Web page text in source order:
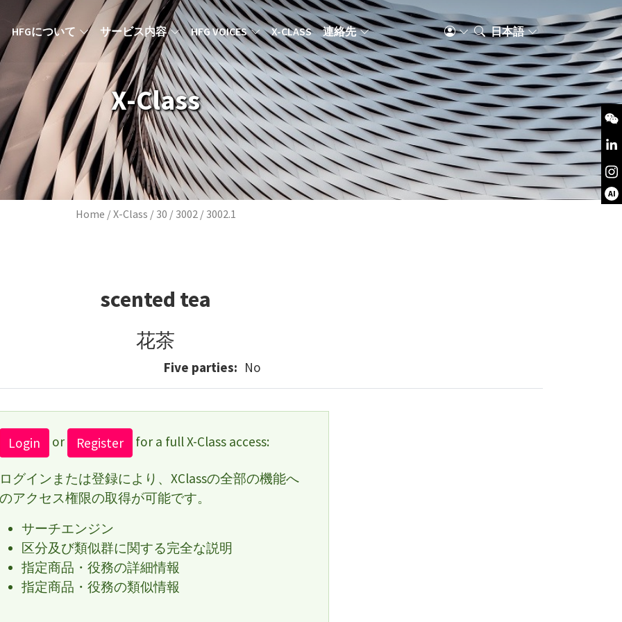
MAIN NAVIGATION JA
HFGについて サービス内容 HFG VOICES X-CLASS 連絡先 日本語
X-Class
Breadcrumb
Home X-Class 30 3002 3002.1
scented tea
花茶
Five parties No
Login or Register for a full X-Class access:
ログインまたは登録により、XClassの全部の機能へ
のアクセス権限の取得が可能です。
サーチエンジン
区分及び類似群に関する完全な説明
指定商品・役務の詳細情報
指定商品・役務の類似情報
AI